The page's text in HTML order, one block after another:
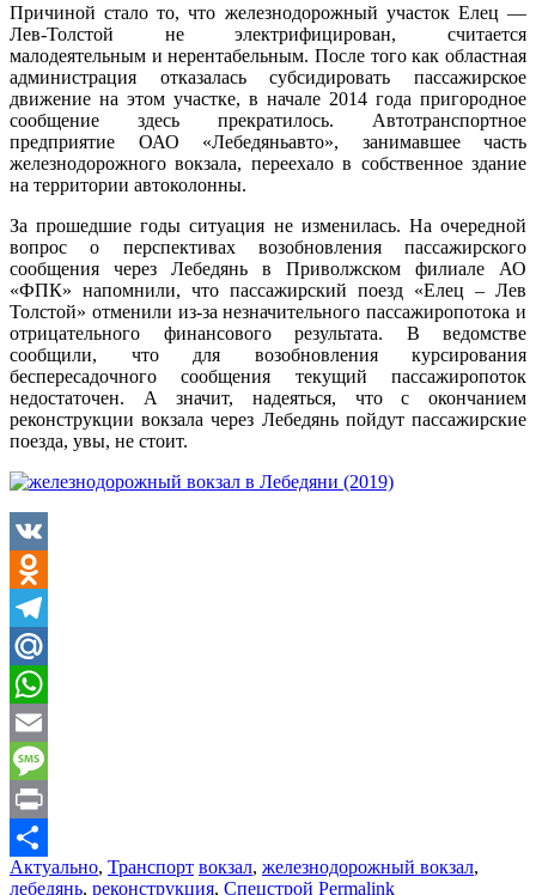
Причиной стало то, что железнодорожный участок Елец —
Лев-Толстой не электрифицирован, считается
малодеятельным и нерентабельным. После того как областная
администрация отказалась субсидировать пассажирское
движение на этом участке, в начале 2014 года пригородное
сообщение здесь прекратилось. Автотранспортное
предприятие ОАО «Лебедяньавто», занимавшее часть
железнодорожного вокзала, переехало в собственное здание
на территории автоколонны.
За прошедшие годы ситуация не изменилась. На очередной
вопрос о перспективах возобновления пассажирского
сообщения через Лебедянь в Приволжском филиале АО
«ФПК» напомнили, что пассажирский поезд «Елец – Лев
Толстой» отменили из-за незначительного пассажиропотока и
отрицательного финансового результата. В ведомстве
сообщили, что для возобновления курсирования
беспересадочного сообщения текущий пассажиропоток
недостаточен. А значит, надеяться, что с окончанием
реконструкции вокзала через Лебедянь пойдут пассажирские
поезда, увы, не стоит.
VK
Odnoklassniki
Telegram
Mail.Ru
WhatsApp
Email
Message
Print
Отправить
Актуально, Транспорт вокзал, железнодорожный вокзал,
лебедянь, реконструкция, Спецстрой Permalink